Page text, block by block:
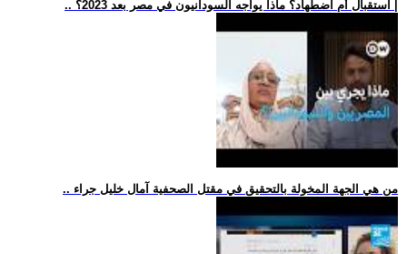
.. من هي الجهة المخولة بالتحقيق في مقتل الصحفية آمال خليل جراء